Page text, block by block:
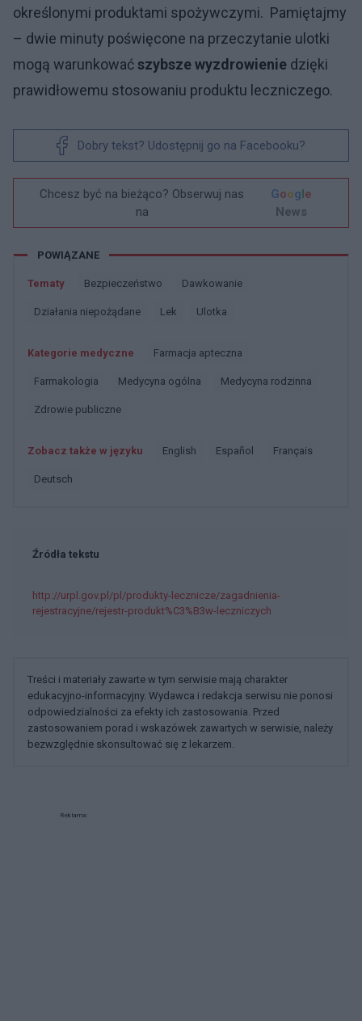
określonymi produktami spożywczymi. Pamiętajmy
– dwie minuty poświęcone na przeczytanie ulotki
mogą warunkować szybsze wyzdrowienie dzięki
prawidłowemu stosowaniu produktu leczniczego.
Dobry tekst? Udostępnij go na Facebooku?
Chcesz być na bieżąco? Obserwuj nas
na
Google
News
POWIĄZANE
Tematy Bezpieczeństwo Dawkowanie
Działania niepożądane Lek Ulotka
Kategorie medyczne Farmacja apteczna
Farmakologia Medycyna ogólna Medycyna rodzinna
Zdrowie publiczne
Zobacz także w języku english español français
deutsch
Źródła tekstu
http://urpl.gov.pl/pl/produkty-lecznicze/zagadnienia-
rejestracyjne/rejestr-produkt%C3%B3w-leczniczych
Treści i materiały zawarte w tym serwisie mają charakter
edukacyjno-informacyjny. Wydawca i redakcja serwisu nie ponosi
odpowiedzialności za efekty ich zastosowania. Przed
zastosowaniem porad i wskazówek zawartych w serwisie, należy
bezwzględnie skonsultować się z lekarzem.
Reklama: